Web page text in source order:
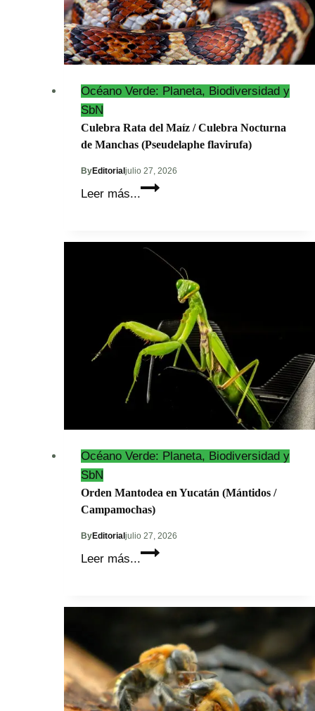
Océano Verde: Planeta, Biodiversidad y
SbN
Culebra Rata del Maíz / Culebra Nocturna
de Manchas (Pseudelaphe flavirufa)
ByEditorialjulio 27, 2026
Leer más...
Culebra
Maíz
Culebra
Nocturna
de
Manchas
(Pseudelaphe
flavirufa)
Océano Verde: Planeta, Biodiversidad y
SbN
Orden Mantodea en Yucatán (Mántidos /
Campamochas)
ByEditorial julio 27, 2026
Leer más...
Orden
Yucatán
(Mántidos
Campamochas)